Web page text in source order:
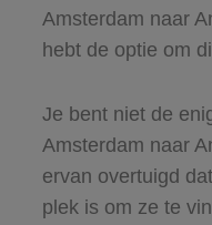
Amsterdam naar
hebt de optie om
Je bent niet de
Amsterdam naar
ervan overtuigd
plek is om ze te